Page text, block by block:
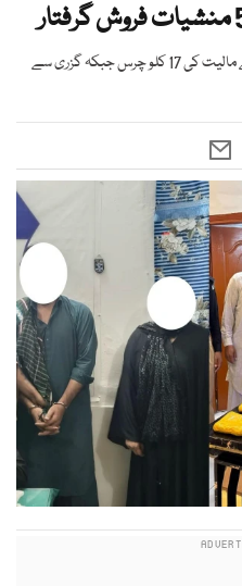
قائد آباد میں کارروائی کے دوران لاکھوں روپے مالیت کی 17 کلو چرس جبکہ گزری سے